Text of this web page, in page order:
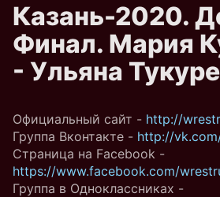
Казань-2020.
Финал. Мария
- Ульяна
Официальный сайт - http://
Группа Вконтакте - http://
Страница на Facebook -
https://www.facebook.com/
Группа в Одноклассниках -